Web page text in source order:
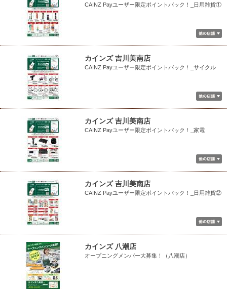
CAINZ Payユーザー限定ポイントバック！_日用雑貨①
カインズ 吉川美南店
CAINZ Payユーザー限定ポイントバック！_サイクル
カインズ 吉川美南店
CAINZ Payユーザー限定ポイントバック！_家電
カインズ 吉川美南店
CAINZ Payユーザー限定ポイントバック！_日用雑貨②
カインズ 八潮店
オープニングメンバー大募集！（八潮店）